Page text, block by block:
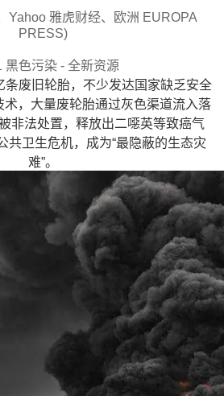
Yahoo 雅虎财经、欧洲 EUROPA
PRESS)
黑色污染 - 全新资源
条废旧轮胎，不少发达国家缺乏安全
，大量废轮胎通过灰色渠道流入落
非法处置，释放出二噁英等致癌气
共卫生危机，成为“最隐蔽的生态灾
难”。